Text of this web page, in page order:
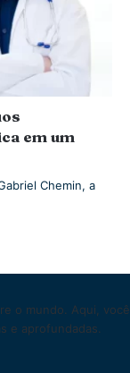
em um
Chemin, a
o mundo. Aqui, você
e aprofundadas.